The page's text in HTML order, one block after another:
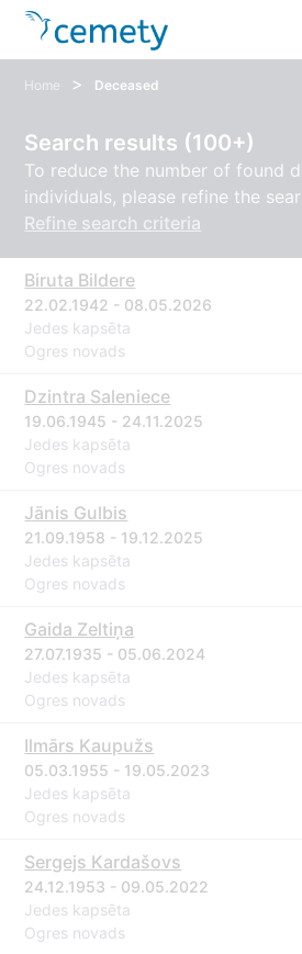
Home > Deceased
Search results (100+)
To reduce the number of found
individuals, please refine the
Refine search criteria
Biruta Bildere
22.02.1942 - 08.05.2026
Jedes kapsēta
Ogres novads
Dzintra Saleniece
19.06.1945 - 24.11.2025
Jedes kapsēta
Ogres novads
Jānis Gulbis
21.09.1958 - 19.12.2025
Jedes kapsēta
Ogres novads
Gaida Zeltiņa
27.07.1935 - 05.06.2024
Jedes kapsēta
Ogres novads
Ilmārs Kaupužs
05.03.1955 - 19.05.2023
Jedes kapsēta
Ogres novads
Sergejs Kardašovs
24.12.1953 - 09.05.2022
Jedes kapsēta
Ogres novads